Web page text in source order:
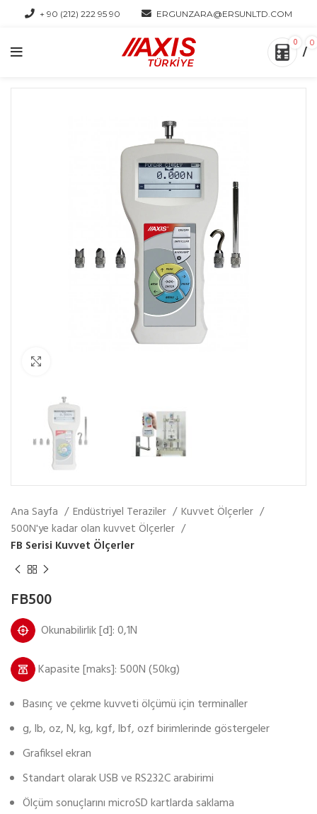
+ 90 (212) 222 95 90 ERGUNZARA@ERSUNLTD.COM
0 0
/
Ana Sayfa Endüstriyel Teraziler
Kuvvet Ölçerler
500N'ye kadar olan kuvvet Ölçerler
FB Serisi Kuvvet Ölçerler
FB500
Okunabilirlik [d]: 0,1N
Kapasite [maks]: 500N (50kg)
Basınç ve çekme kuvveti ölçümü için terminaller
g, lb, oz, N, kg, kgf, lbf, ozf birimlerinde göstergeler
Grafiksel ekran
Standart olarak USB ve RS232C arabirimi
Ölçüm sonuçlarını microSD kartlarda saklama